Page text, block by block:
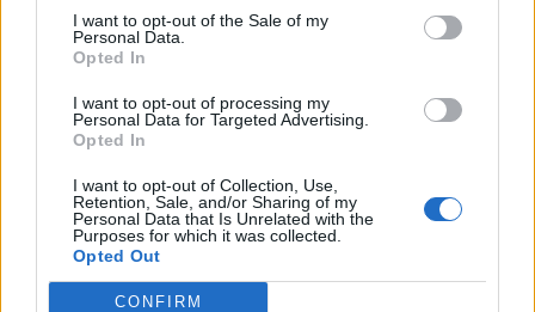
I want to opt-out of the Sale of my
Personal Data.
Opted In
I want to opt-out of processing my
Personal Data for Targeted Advertising.
Opted In
I want to opt-out of Collection, Use,
Retention, Sale, and/or Sharing of my
Personal Data that Is Unrelated with the
Purposes for which it was collected.
Opted Out
CONFIRM
7/08/2026